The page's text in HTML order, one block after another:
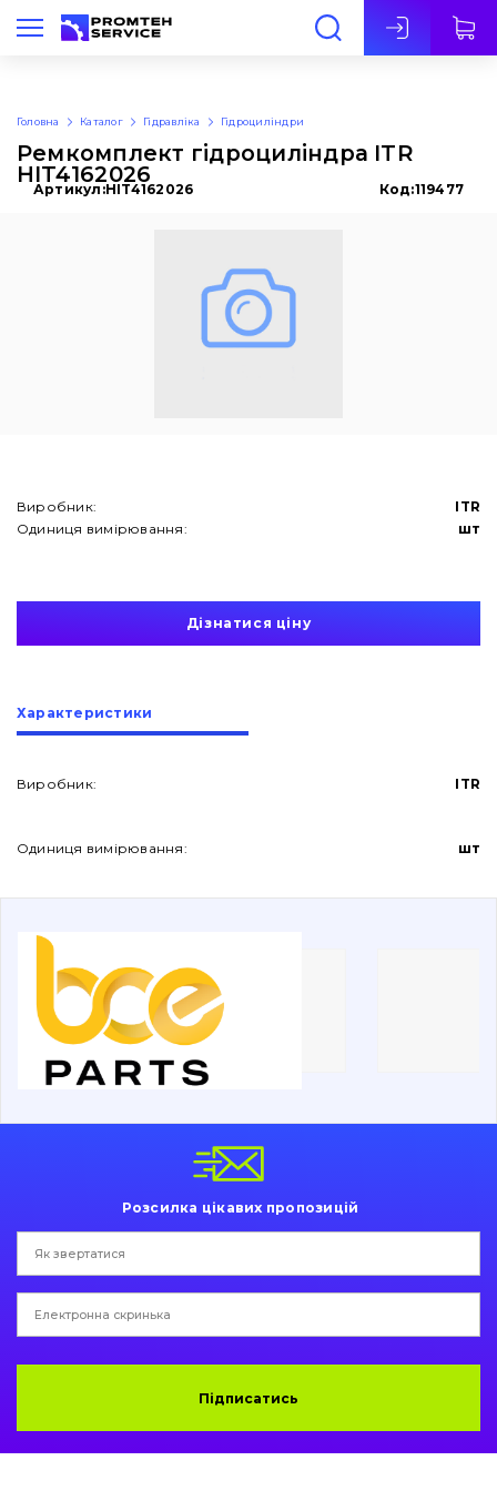
Укр
Про нас
Контакти
Вакансії
Фільтри та мастильні матеріали
Ходова частина
Болти, гайки і елементи кріплення
Коронки, зуби, адаптери, пальці, фіксатори
Подушки амортизаційні
Пальці та Втулки
написати
листа
зателефонувати
Головна Каталог Гідравліка Гідроциліндри
Ремкомплект гідроциліндра ITR
HIT4162026
Артикул:HIT4162026 Код:119477
Виробник:
ITR
Одиниця вимірювання:
шт
Дізнатися ціну
Характеристики
Виробник: ITR
Одиниця вимірювання: шт
Розсилка цікавих пропозицій
Підписатись